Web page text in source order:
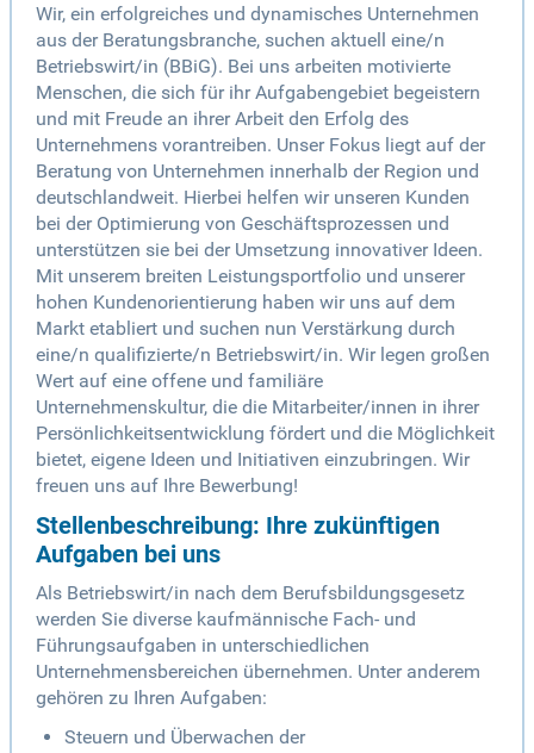
Wir, ein erfolgreiches und dynamisches Unternehmen
aus der Beratungsbranche, suchen aktuell eine/n
Betriebswirt/in (BBiG). Bei uns arbeiten motivierte
Menschen, die sich für ihr Aufgabengebiet begeistern
und mit Freude an ihrer Arbeit den Erfolg des
Unternehmens vorantreiben. Unser Fokus liegt auf der
Beratung von Unternehmen innerhalb der Region und
deutschlandweit. Hierbei helfen wir unseren Kunden
bei der Optimierung von Geschäftsprozessen und
unterstützen sie bei der Umsetzung innovativer Ideen.
Mit unserem breiten Leistungsportfolio und unserer
hohen Kundenorientierung haben wir uns auf dem
Markt etabliert und suchen nun Verstärkung durch
eine/n qualifizierte/n Betriebswirt/in. Wir legen großen
Wert auf eine offene und familiäre
Unternehmenskultur, die die Mitarbeiter/innen in ihrer
Persönlichkeitsentwicklung fördert und die Möglichkeit
bietet, eigene Ideen und Initiativen einzubringen. Wir
freuen uns auf Ihre Bewerbung!
Stellenbeschreibung: Ihre zukünftigen
Aufgaben bei uns
Als Betriebswirt/in nach dem Berufsbildungsgesetz
werden Sie diverse kaufmännische Fach- und
Führungsaufgaben in unterschiedlichen
Unternehmensbereichen übernehmen. Unter anderem
gehören zu Ihren Aufgaben:
Steuern und Überwachen der